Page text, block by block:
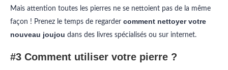
Mais attention toutes les pierres ne se nettoient pas de la même
façon ! Prenez le temps de regarder comment nettoyer votre
nouveau joujou dans des livres spécialisés ou sur internet.
#3 Comment utiliser votre pierre ?